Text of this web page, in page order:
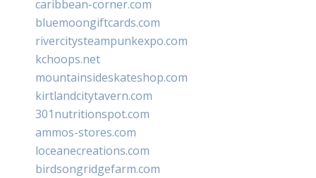
caribbean-corner.com
bluemoongiftcards.com
rivercitysteampunkexpo.com
kchoops.net
mountainsideskateshop.com
kirtlandcitytavern.com
301nutritionspot.com
ammos-stores.com
loceanecreations.com
birdsongridgefarm.com